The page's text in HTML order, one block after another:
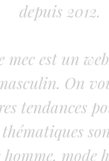
depuis 2012.
mec est un
On
tendances
mode